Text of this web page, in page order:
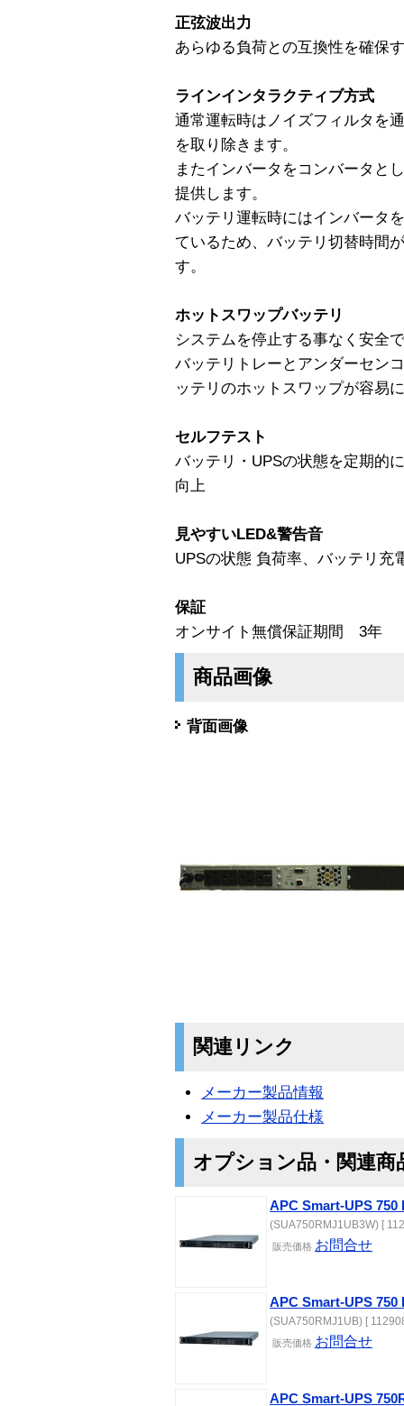
正弦波出力
あらゆる負荷との互換性を確保
ラインインタラクティブ方式
通常運転時はノイズフィルタを
を取り除きます。
またインバータをコンバータと
提供します。
バッテリ運転時にはインバータ
ているため、バッテリ切替時間
す。
ホットスワップバッテリ
システムを停止する事なく安全
バッテリトレーとアンダーセン
ッテリのホットスワップが容易に
セルフテスト
バッテリ・UPSの状態を定期的
向上
見やすいLED&警告音
UPSの状態 負荷率、バッテリ充
保証
オンサイト無償保証期間 3年
商品画像
背面画像
関連リンク
メーカー製品情報
メーカー製品仕様
オプション品・関連商
APC Smart-UPS 750
(SUA750RMJ1UB3W) [
販売価格 お問合せ
APC Smart-UPS 750
(SUA750RMJ1UB) [
販売価格 お問合せ
APC Smart-UPS